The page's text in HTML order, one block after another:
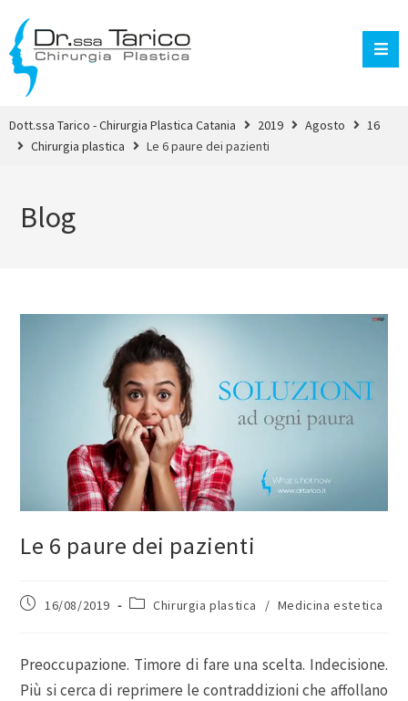
Dott.ssa Tarico - Chirurgia Plastica Catania 2019 Agosto
16
Chirurgia plastica
Le 6 paure dei pazienti
Blog
Le 6 paure dei pazienti
16/08/2019 Chirurgia plastica / Medicina estetica
Preoccupazione. Timore di fare una scelta. Indecisione.
Più si cerca di reprimere le contraddizioni che affollano